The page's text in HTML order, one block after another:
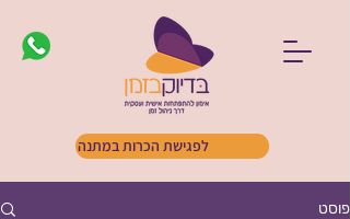
לפגישת הכרות במתנה
פוסט